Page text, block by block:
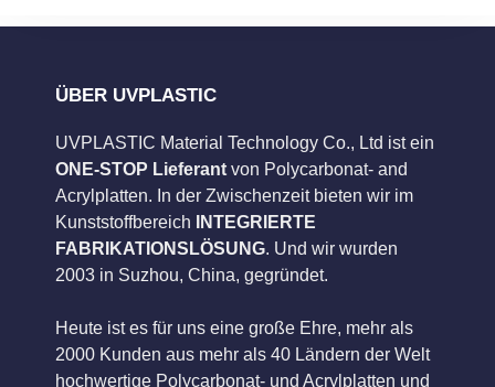
ÜBER UVPLASTIC
UVPLASTIC Material Technology Co., Ltd ist ein
ONE-STOP Lieferant von Polycarbonat- and
Acrylplatten. In der Zwischenzeit bieten wir im
Kunststoffbereich
INTEGRIERTE
FABRIKATIONSLÖSUNG. Und wir wurden
2003 in Suzhou, China, gegründet.
Heute ist es für uns eine große Ehre, mehr als
2000 Kunden aus mehr als 40 Ländern der Welt
hochwertige Polycarbonat- und Acrylplatten und